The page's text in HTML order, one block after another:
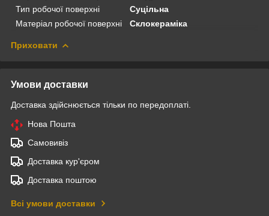
Тип робочої поверхні
Суцільна
Матеріал робочої поверхні
Склокераміка
Приховати
Умови доставки
Доставка здійснюється тільки по передоплаті.
Нова Пошта
Самовивіз
Доставка кур'єром
Доставка поштою
Всі умови доставки